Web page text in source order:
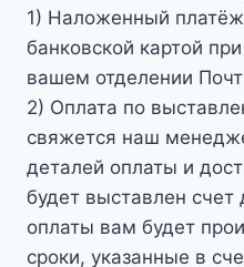
1) Наложенный
банковской картой
вашем отделении
2) Оплата по
свяжется наш
деталей оплаты и
будет выставлен
оплаты вам будет
сроки, указанные в